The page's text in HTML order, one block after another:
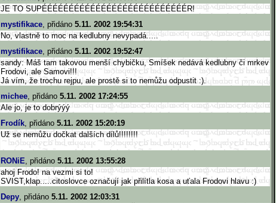
JE TO SUPÉÉÉÉÉÉÉÉÉÉÉÉÉÉÉÉÉÉÉÉÉÉÉÉÉÉÉR!
mystifikace, přidáno 5.11. 2002 19:54:31
No, vlastně to moc na kedlubny nevypadá.....
mystifikace, přidáno 5.11. 2002 19:52:47
sandy: Máš tam takovou menší chybičku, Smíšek nedává kedlubny či mrkev
Frodovi, ale Samovi!!!
Já vím, že trochu rejpu, ale prostě si to nemůžu odpustit :).
michee, přidáno 5.11. 2002 17:24:55
Ale jo, je to dobrýýý
Frodík, přidáno 5.11. 2002 15:20:19
Už se nemůžu dočkat dalších dílů!!!!!!!!
RONiE, přidáno 5.11. 2002 13:55:28
ahoj Frodo! na vezmi si to!
SVIST,klap.....citoslovce označují jak přilítla kosa a uťala Frodovi hlavu :)
Depy, přidáno 5.11. 2002 12:03:31